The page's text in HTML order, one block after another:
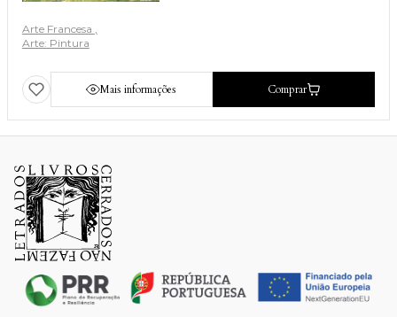
Arte Francesa
Arte: Pintura
Mais informações Comprar